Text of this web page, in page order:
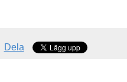
Dela